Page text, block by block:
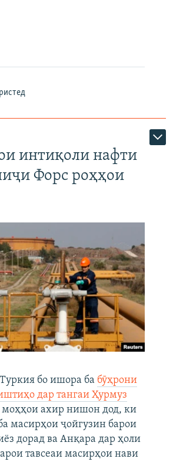
интиқоли нафти
Форс роҳҳои
бо ишора ба бӯҳрони
дар тангаи Ҳурмуз
моҳҳои ахир нишон дод, ки
масирҳои ҷойгузин барои
дорад ва Анқара дар ҳоли
тавсеаи масирҳои нави